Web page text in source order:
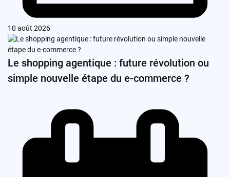
10 août 2026
Le shopping agentique : future révolution ou
simple nouvelle étape du e-commerce ?